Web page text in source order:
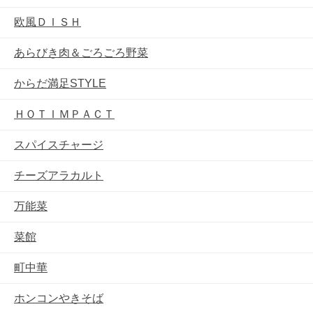
欧風ＤＩＳＨ
あらびき肉＆ごろごろ野菜
からだ満足STYLE
ＨＯＴＩＭＰＡＣＴ
スパイスチャージ
チーズアラカルト
万能菜
菜館
町中華
ホンコンやきそば